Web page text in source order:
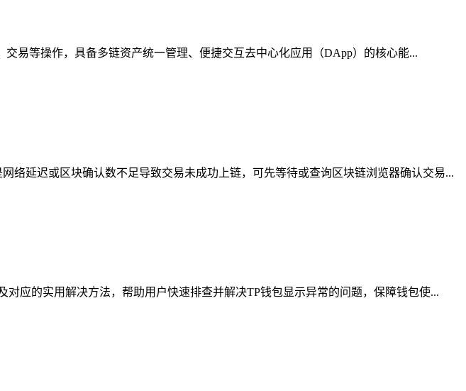
易等操作，具备多链资产统一管理、便捷交互去中心化应用（DApp）的核心能...
络延迟或区块确认数不足导致交易未成功上链，可先等待或查询区块链浏览器确认交易...
应的实用解决方法，帮助用户快速排查并解决TP钱包显示异常的问题，保障钱包使...